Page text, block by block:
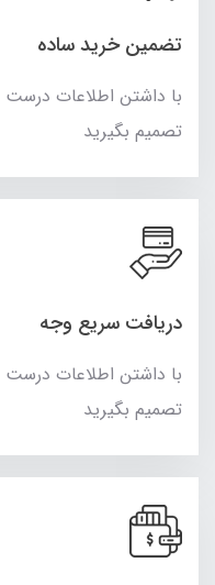
تضمین خرید ساده
با داشتن اطلاعات
تصمیم بگیرید
دریافت سریع وجه
با داشتن اطلاعات
تصمیم بگیرید